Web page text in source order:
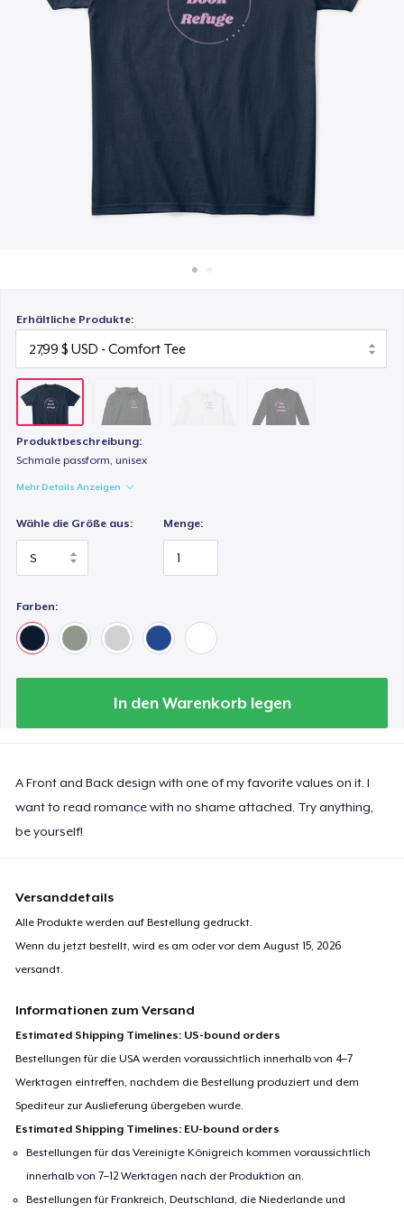
Überall verkaufen
Erhältliche Produkte:
Produktbeschreibung:
Schmale passform, unisex
Mehr Details Anzeigen
Wähle die Größe aus: Menge:
Farben:
In den Warenkorb legen
A Front and Back design with one of my favorite values on it. I
want to read romance with no shame attached. Try anything,
be yourself!
Versanddetails
Alle Produkte werden auf Bestellung gedruckt.
Wenn du jetzt bestellt, wird es am oder vor demAugust 15, 2026
versandt.
Informationen zum Versand
Estimated Shipping Timelines: US-bound orders
Bestellungen für die USA werden voraussichtlich innerhalb von 4–7
Werktagen eintreffen, nachdem die Bestellung produziert und dem
Spediteur zur Auslieferung übergeben wurde.
Estimated Shipping Timelines: EU-bound orders
Bestellungen für das Vereinigte Königreich kommen voraussichtlich
innerhalb von 7–12 Werktagen nach der Produktion an.
Bestellungen für Frankreich, Deutschland, die Niederlande und
Women's Crop Hoodie
37,99 $